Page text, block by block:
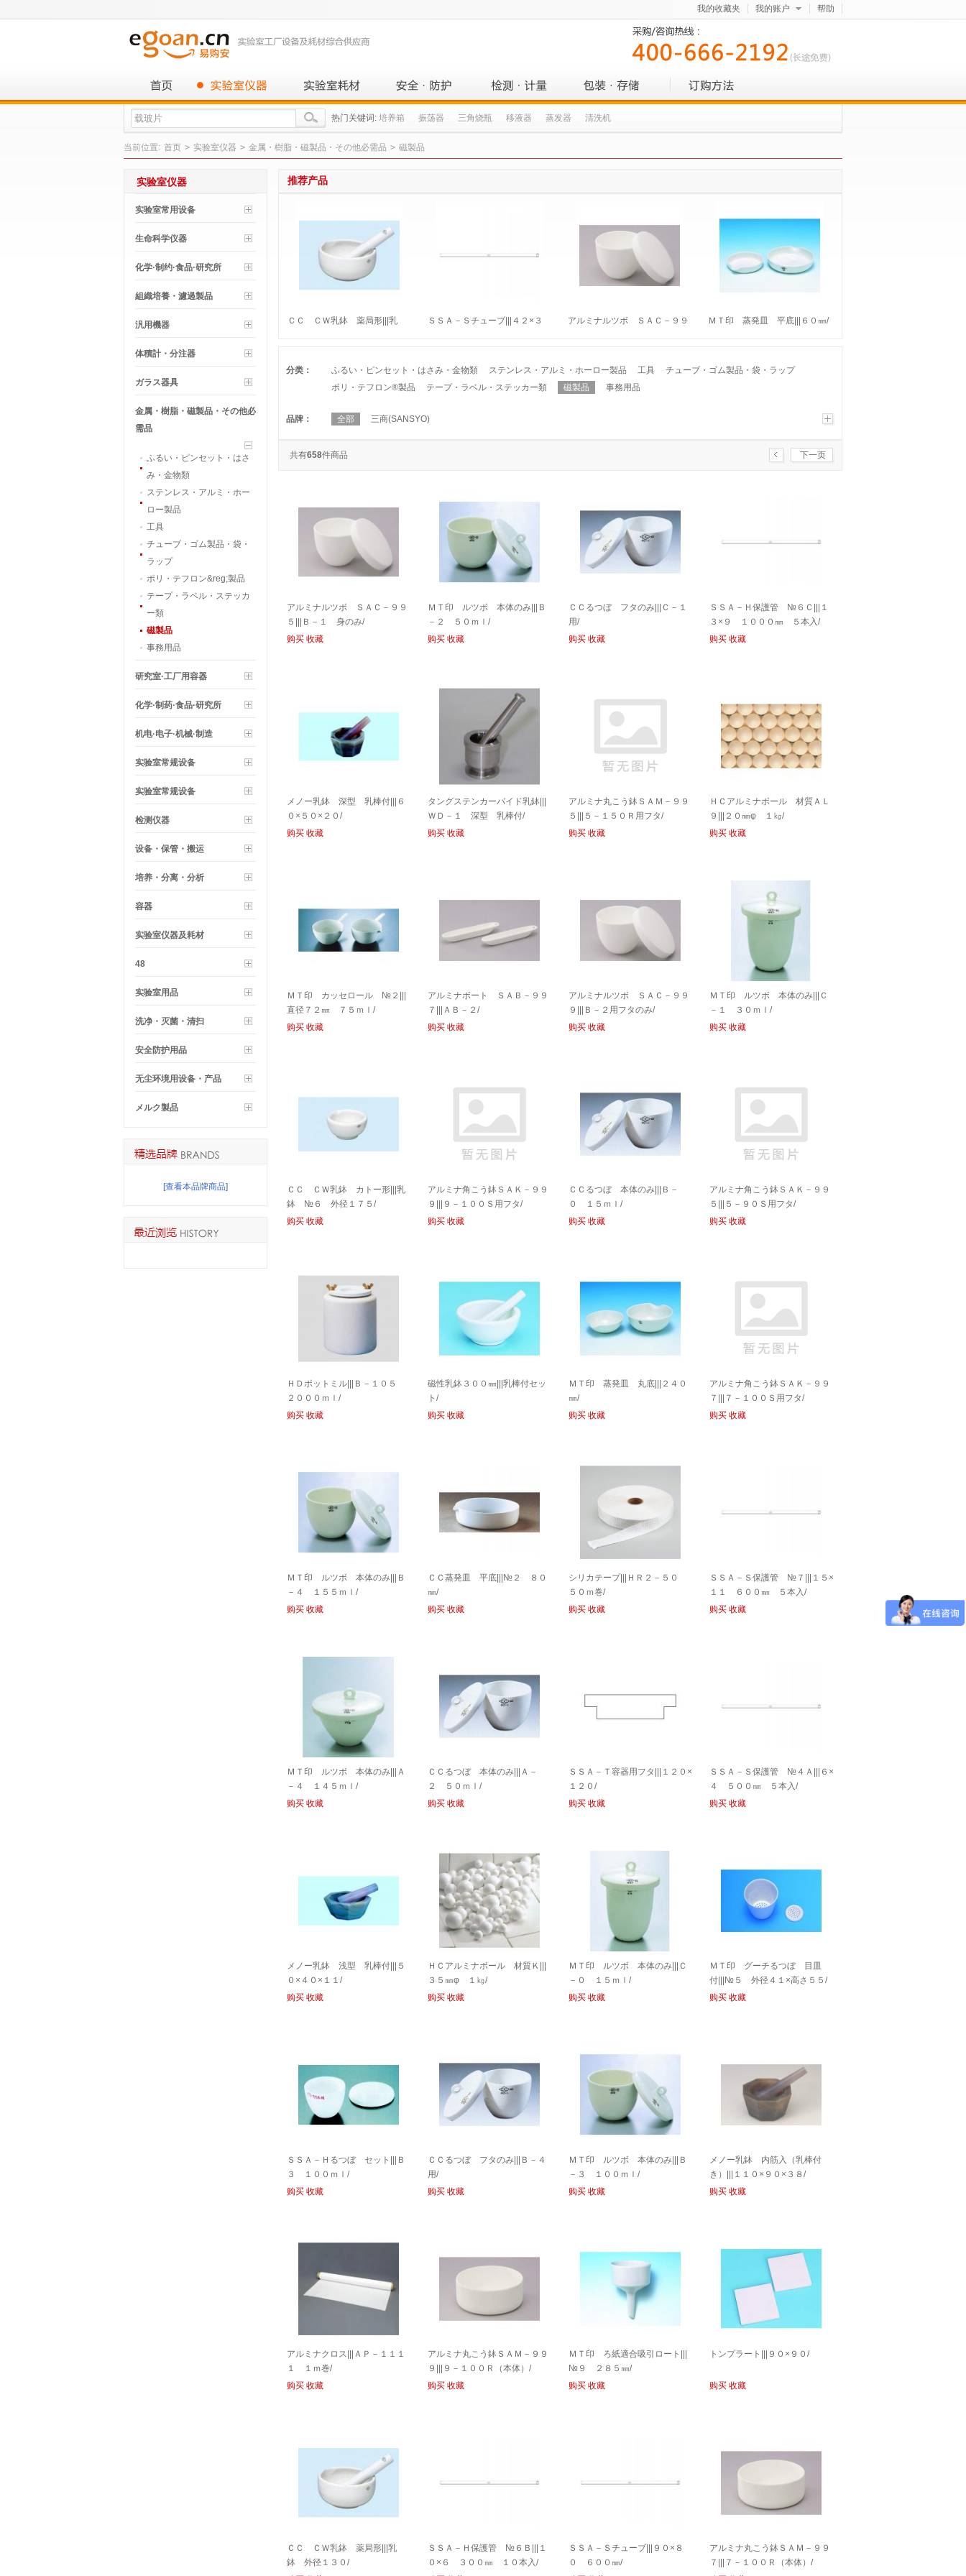
帮助
我的账户
我的收藏夹
热门关键词: 培养箱 振荡器 三角烧瓶 移液器 蒸发器 清洗机
当前位置: 首页 > 实验室仪器 > 金属・樹脂・磁製品・その他必需品 > 磁製品
推荐产品
ＣＣ ＣＷ乳鉢 薬局形|||乳
ＳＳＡ－Ｓチューブ|||４２×３
アルミナルツボ ＳＡＣ－９９
ＭＴ印 蒸発皿 平底|||６０㎜/
分类： ふるい・ピンセット・はさみ・金物類 ステンレス・アルミ・ホーロー製品 工具
チューブ・ゴム製品・袋・ラップ
ポリ・テフロン®製品
テープ・ラベル・ステッカー類 磁製品 事務用品
品牌： 全部 三商(SANSYO)
共有658件商品 下一页
アルミナルツボ ＳＡＣ－９９
５|||Ｂ－１ 身のみ/
购买 收藏
ＭＴ印 ルツボ 本体のみ|||Ｂ
－２ ５０ｍｌ/
购买 收藏
ＣＣるつぼ フタのみ|||Ｃ－１
用/
购买 收藏
ＳＳＡ－Ｈ保護管 №６Ｃ|||１
３×９ １０００㎜ ５本入/
购买 收藏
メノー乳鉢 深型 乳棒付|||６
０×５０×２０/
购买 收藏
タングステンカーバイド乳鉢|||
ＷＤ－１ 深型 乳棒付/
购买 收藏
アルミナ丸こう鉢ＳＡＭ－９９
５|||５－１５０Ｒ用フタ/
购买 收藏
ＨＣアルミナボール 材質ＡＬ
９|||２０㎜φ １㎏/
购买 收藏
ＭＴ印 カッセロール №２|||
直径７２㎜ ７５ｍｌ/
购买 收藏
アルミナボート ＳＡＢ－９９
７|||ＡＢ－２/
购买 收藏
アルミナルツボ ＳＡＣ－９９
９|||Ｂ－２用フタのみ/
购买 收藏
ＭＴ印 ルツボ 本体のみ|||Ｃ
－１ ３０ｍｌ/
购买 收藏
ＣＣ ＣＷ乳鉢 カトー形|||乳
鉢 №６ 外径１７５/
购买 收藏
アルミナ角こう鉢ＳＡＫ－９９
９|||９－１００Ｓ用フタ/
购买 收藏
ＣＣるつぼ 本体のみ|||Ｂ－
０ １５ｍｌ/
购买 收藏
アルミナ角こう鉢ＳＡＫ－９９
５|||５－９０Ｓ用フタ/
购买 收藏
ＨＤポットミル|||Ｂ－１０５
２０００ｍｌ/
购买 收藏
磁性乳鉢３００㎜|||乳棒付セッ
ト/
购买 收藏
ＭＴ印 蒸発皿 丸底|||２４０
㎜/
购买 收藏
アルミナ角こう鉢ＳＡＫ－９９
７|||７－１００Ｓ用フタ/
购买 收藏
ＭＴ印 ルツボ 本体のみ|||Ｂ
－４ １５５ｍｌ/
购买 收藏
ＣＣ蒸発皿 平底|||№２ ８０
㎜/
购买 收藏
シリカテープ|||ＨＲ２－５０
５０ｍ巻/
购买 收藏
ＳＳＡ－Ｓ保護管 №７|||１５×
１１ ６００㎜ ５本入/
购买 收藏
ＭＴ印 ルツボ 本体のみ|||Ａ
－４ １４５ｍｌ/
购买 收藏
ＣＣるつぼ 本体のみ|||Ａ－
２ ５０ｍｌ/
购买 收藏
ＳＳＡ－Ｔ容器用フタ|||１２０×
１２０/
购买 收藏
ＳＳＡ－Ｓ保護管 №４Ａ|||６×
４ ５００㎜ ５本入/
购买 收藏
メノー乳鉢 浅型 乳棒付|||５
０×４０×１１/
购买 收藏
ＨＣアルミナボール 材質Ｋ|||
３５㎜φ １㎏/
购买 收藏
ＭＴ印 ルツボ 本体のみ|||Ｃ
－０ １５ｍｌ/
购买 收藏
ＭＴ印 グーチるつぼ 目皿
付|||№５ 外径４１×高さ５５/
购买 收藏
ＳＳＡ－Ｈるつぼ セット|||Ｂ
３ １００ｍｌ/
购买 收藏
ＣＣるつぼ フタのみ|||Ｂ－４
用/
购买 收藏
ＭＴ印 ルツボ 本体のみ|||Ｂ
－３ １００ｍｌ/
购买 收藏
メノー乳鉢 内筋入（乳棒付
き）|||１１０×９０×３８/
购买 收藏
アルミナクロス|||ＡＰ－１１１
１ １ｍ巻/
购买 收藏
アルミナ丸こう鉢ＳＡＭ－９９
９|||９－１００Ｒ（本体）/
购买 收藏
ＭＴ印 ろ紙適合吸引ロート|||
№９ ２８５㎜/
购买 收藏
トンプラート|||９０×９０/
购买 收藏
ＣＣ ＣＷ乳鉢 薬局形|||乳
鉢 外径１３０/
ＳＳＡ－Ｈ保護管 №６Ｂ|||１
０×６ ３００㎜ １０本入/
ＳＳＡ－Ｓチューブ|||９０×８
０ ６００㎜/
アルミナ丸こう鉢ＳＡＭ－９９
７|||７－１００Ｒ（本体）/
实验室仪器
实验室常用设备
生命科学仪器
化学·制约·食品·研究所
組織培養・濾過製品
汎用機器
体積計・分注器
ガラス器具
金属・樹脂・磁製品・その他必
需品
ふるい・ピンセット・はさ
み・金物類
ステンレス・アルミ・ホー
ロー製品
工具
チューブ・ゴム製品・袋・
ラップ
ポリ・テフロン&reg;製品
テープ・ラベル・ステッカ
ー類
磁製品
事務用品
研究室·工厂用容器
化学·制药·食品·研究所
机电·电子·机械·制造
实验室常规设备
实验室常规设备
检测仪器
设备・保管・搬运
培养・分离・分析
容器
实验室仪器及耗材
48
实验室用品
洗净・灭菌・清扫
安全防护用品
无尘环境用设备・产品
メルク製品
[查看本品牌商品]